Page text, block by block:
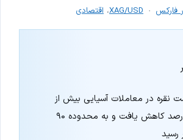
فارکس XAG/USD، اقتصادی
نقره در معاملات آسیایی بیش از
۲ درصد کاهش یافت و به محدوده ۹۰
رسید